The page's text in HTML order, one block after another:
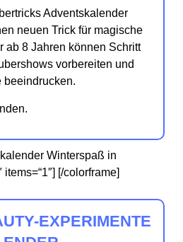
Adventskalender
neuen Trick für magische
ab 8 Jahren können Schritt
vorbereiten und
beeindrucken.
Winterspaß in
items=“1″] [/colorframe]
EXPERIMENTE